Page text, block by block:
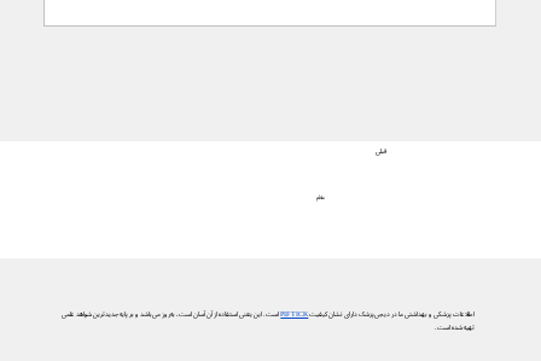
علائم
قبلی
اطلاعات پزشکی و بهداشتی ما در دیجی‌پزشک دارای نشان کیفیتPIF TICKاست. این یعنی استفاده از آن آسان است، به‌روز می‌باشد و بر پایه جدیدترین شواهد علمی
تهیه شده است.